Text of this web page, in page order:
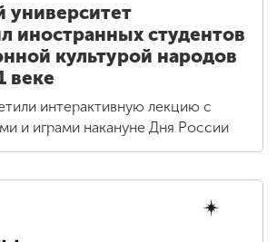
университет
иностранных студентов
культурой народов
веке
интерактивную лекцию с
и играми накануне Дня России